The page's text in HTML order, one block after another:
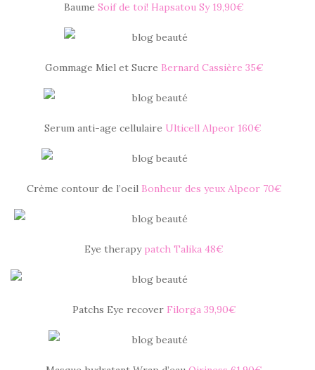
Baume Soif de toi! Hapsatou Sy 19,90€
Gommage Miel et Sucre Bernard Cassière 35€
Serum anti-age cellulaire Ulticell Alpeor 160€
Crème contour de l’oeil Bonheur des yeux Alpeor 70€
Eye therapy patch Talika 48€
Patchs Eye recover Filorga 39,90€